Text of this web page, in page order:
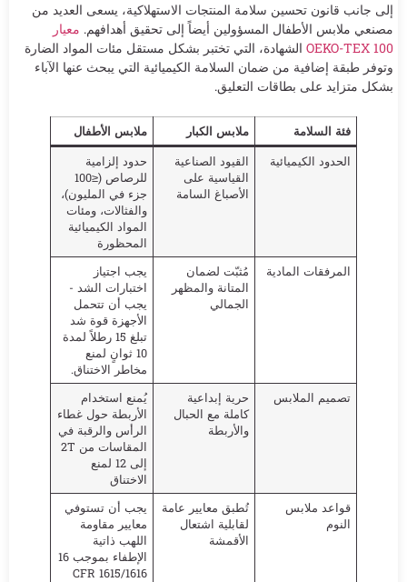
إلى جانب قانون تحسين سلامة المنتجات الاستهلاكية، يسعى العديد من
مصنعي ملابس الأطفال المسؤولين أيضاً إلى تحقيق أهدافهم. معيار
OEKO-TEX 100 الشهادة، التي تختبر بشكل مستقل مئات المواد الضارة
وتوفر طبقة إضافية من ضمان السلامة الكيميائية التي يبحث عنها الآباء
بشكل متزايد على بطاقات التعليق.
فئة السلامة ملابس الكبار ملابس الأطفال
الحدود الكيميائية
القيود الصناعية
القياسية على
الأصباغ السامة
حدود إلزامية
للرصاص (≤100
جزء في المليون)،
والفثالات، ومئات
المواد الكيميائية
المحظورة
المرفقات المادية
مُثبّت لضمان
المتانة والمظهر
الجمالي
يجب اجتياز
اختبارات الشد -
يجب أن تتحمل
الأجهزة قوة شد
تبلغ 15 رطلاً لمدة
10 ثوانٍ لمنع
مخاطر الاختناق.
تصميم الملابس
حرية إبداعية
كاملة مع الحبال
والأربطة
يُمنع استخدام
الأربطة حول غطاء
الرأس والرقبة في
المقاسات من 2T
إلى 12 لمنع
الاختناق
قواعد ملابس
النوم
تُطبق معايير عامة
لقابلية اشتعال
الأقمشة
يجب أن تستوفي
معايير مقاومة
اللهب ذاتية
الإطفاء بموجب 16
CFR 1615/1616